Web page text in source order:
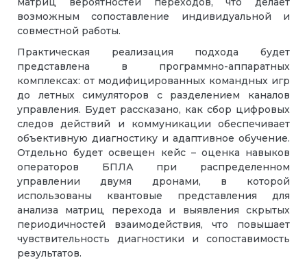
возможным сопоставление индивидуальной и
совместной работы.
Практическая реализация подхода будет
представлена в программно-аппаратных
комплексах: от модифицированных командных игр
до летных симуляторов с разделением каналов
управления. Будет рассказано, как сбор цифровых
следов действий и коммуникации обеспечивает
объективную диагностику и адаптивное обучение.
Отдельно будет освещен кейс – оценка навыков
операторов БПЛА при распределенном
управлении двумя дронами, в которой
использованы квантовые представления для
анализа матриц перехода и выявления скрытых
периодичностей взаимодействия, что повышает
чувствительность диагностики и сопоставимость
результатов.